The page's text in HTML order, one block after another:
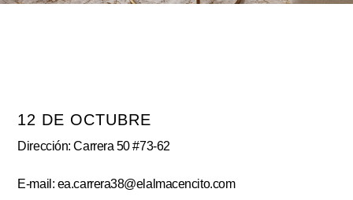
12 DE OCTUBRE
Dirección: Carrera 50 #73-62
E-mail: ea.carrera38@elalmacencito.com